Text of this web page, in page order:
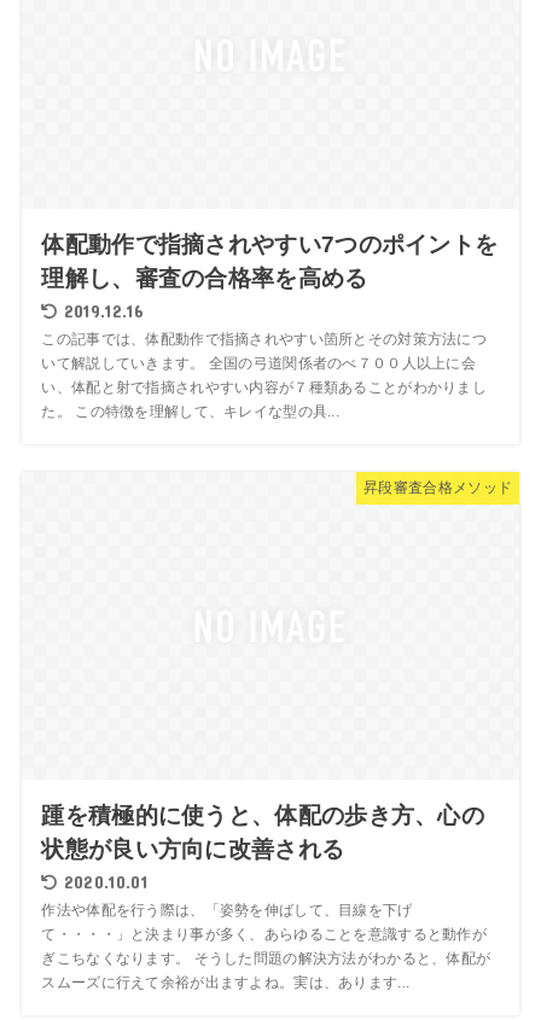
体配動作で指摘されやすい7つのポイントを
理解し、審査の合格率を高める
2019.12.16
この記事では、体配動作で指摘されやすい箇所とその対策方法につ
いて解説していきます。 全国の弓道関係者のべ７００人以上に会
い、体配と射で指摘されやすい内容が７種類あることがわかりまし
た。 この特徴を理解して、キレイな型の具...
昇段審査合格メソッド
踵を積極的に使うと、体配の歩き方、心の
状態が良い方向に改善される
2020.10.01
作法や体配を行う際は、「姿勢を伸ばして、目線を下げ
て・・・・」と決まり事が多く、あらゆることを意識すると動作が
ぎこちなくなります。 そうした問題の解決方法がわかると、体配が
スムーズに行えて余裕が出ますよね。実は、あります...